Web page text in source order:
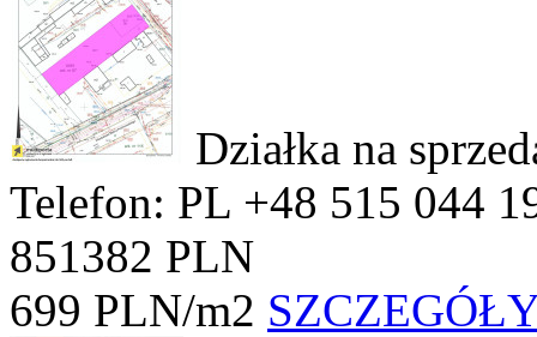
Działka na
Telefon: PL +48 515 044
851382 PLN
699 PLN/m2